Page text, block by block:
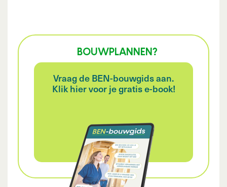
BOUWPLANNEN?
Vraag de BEN-bouwgids aan.
Klik hier voor je gratis e-book!